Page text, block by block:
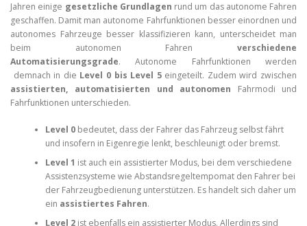
Jahren einige gesetzliche Grundlagen rund um das autonome Fahren
geschaffen. Damit man autonome Fahrfunktionen besser einordnen und
autonomes Fahrzeuge besser klassifizieren kann, unterscheidet man
beim autonomen Fahren verschiedene
Automatisierungsgrade. Autonome Fahrfunktionen werden
demnach in die Level 0 bis Level 5eingeteilt. Zudem wird zwischen
assistierten, automatisierten und autonomen Fahrmodi und
Fahrfunktionen unterschieden.
Level 0bedeutet, dass der Fahrer das Fahrzeug selbst fährt
und insofern in Eigenregie lenkt, beschleunigt oder bremst.
Level 1 ist auch ein assistierter Modus, bei dem verschiedene
Assistenzsysteme wie Abstandsregeltempomat den Fahrer bei
der Fahrzeugbedienung unterstützen. Es handelt sich daher um
ein assistiertes Fahren.
Level 2ist ebenfalls ein assistierter Modus. Allerdings sind